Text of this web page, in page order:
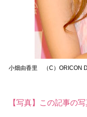
小畑由香里 （C）ORICON
【写真】この記事の